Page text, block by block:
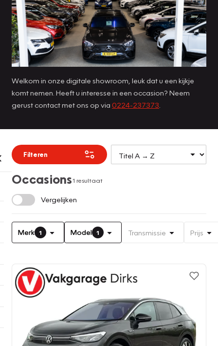
Welkom in onze digitale showroom, leuk dat u een kijkje
komt nemen. Heeft u interesse in een occasion? Neem
gerust contact met ons op via 0224-237373
Filteren
Occasions1 resultaat
Vergelijken
Merk 1 Model 1 Transmissie Prijs